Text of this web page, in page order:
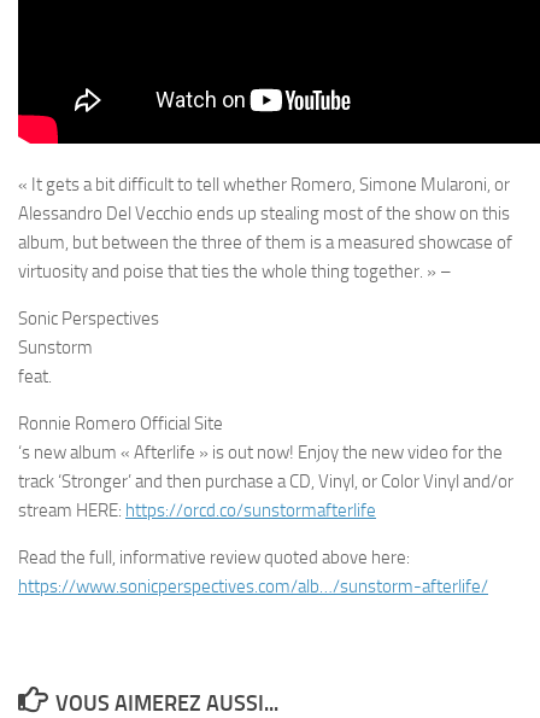
« It gets a bit difficult to tell whether Romero, Simone Mularoni, or
Alessandro Del Vecchio ends up stealing most of the show on this
album, but between the three of them is a measured showcase of
virtuosity and poise that ties the whole thing together. » –
Sonic Perspectives
Sunstorm
feat.
Ronnie Romero Official Site
‘s new album « Afterlife » is out now! Enjoy the new video for the
track ‘Stronger’ and then purchase a CD, Vinyl, or Color Vinyl and/or
stream HERE: https://orcd.co/sunstormafterlife
Read the full, informative review quoted above here:
https://www.sonicperspectives.com/alb…/sunstorm-afterlife/
VOUS AIMEREZ AUSSI...